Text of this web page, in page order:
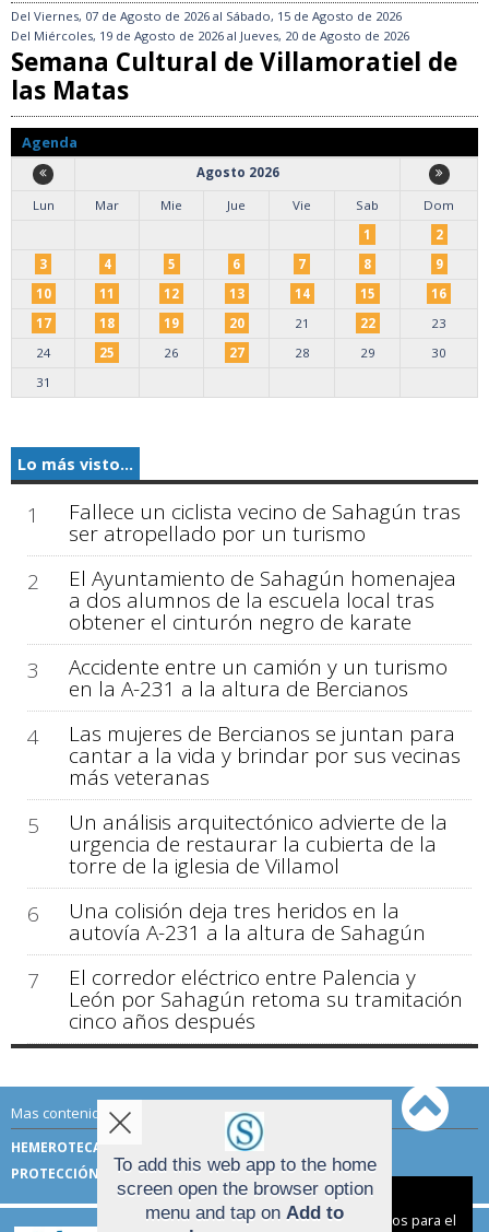
Del Viernes, 07 de Agosto de 2026 al Sábado, 15 de Agosto de 2026
Del Miércoles, 19 de Agosto de 2026 al Jueves, 20 de Agosto de 2026
Semana Cultural de Villamoratiel de
las Matas
Agenda
Agosto 2026
Lun
Mar Mie Jue Vie Sab
Dom
1
2
3
4 5 6 7 8
9
10
11 12 13 14 15
16
17
18 19 20 21 22
23
24
25 26 27 28 29
30
31
Lo más visto...
1 Fallece un ciclista vecino de Sahagún tras
ser atropellado por un turismo
2
El Ayuntamiento de Sahagún homenajea
a dos alumnos de la escuela local tras
obtener el cinturón negro de karate
3
Accidente entre un camión y un turismo
en la A-231 a la altura de Bercianos
4
Las mujeres de Bercianos se juntan para
cantar a la vida y brindar por sus vecinas
más veteranas
5
Un análisis arquitectónico advierte de la
urgencia de restaurar la cubierta de la
torre de la iglesia de Villamol
6
Una colisión deja tres heridos en la
autovía A-231 a la altura de Sahagún
7
El corredor eléctrico entre Palencia y
León por Sahagún retoma su tramitación
cinco años después
Mas contenido de Sahagún Digital:
HEMEROTECA
TÉRMINOS DE USO
PROTECCIÓN DE DATOS
Aviso sobre el Uso de cookies:
Utilizamos cookies nuestras y de terceros para el
To add this web app to the home
screen open the browser option
menu and tap on Add to